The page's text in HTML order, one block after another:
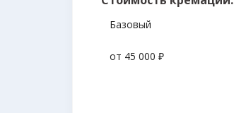
Базовый
от 45 000 ₽